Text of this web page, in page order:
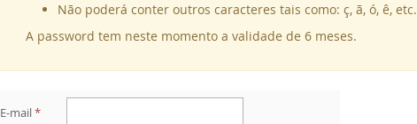
Não poderá conter outros caracteres tais como: ç, ã, ó, ê, etc.
A password tem neste momento a validade de 6 meses.
E-mail*